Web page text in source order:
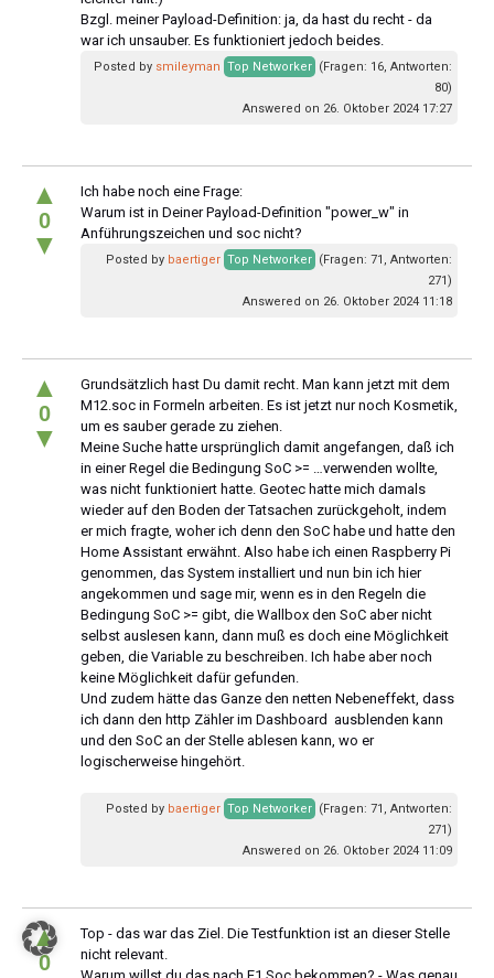
Bzgl. meiner Payload-Definition: ja, da hast du recht - da
war ich unsauber. Es funktioniert jedoch beides.
Posted by smileyman Top Networker (Fragen: 16, Antworten:
80)
Answered on 26. Oktober 2024 17:27
▲
0
▼
Ich habe noch eine Frage:
Warum ist in Deiner Payload-Definition "power_w" in
Anführungszeichen und soc nicht?
Posted by baertiger Top Networker (Fragen: 71, Antworten:
271)
Answered on 26. Oktober 2024 11:18
▲
0
▼
Grundsätzlich hast Du damit recht. Man kann jetzt mit dem
M12.soc in Formeln arbeiten. Es ist jetzt nur noch Kosmetik,
um es sauber gerade zu ziehen.
Meine Suche hatte ursprünglich damit angefangen, daß ich
in einer Regel die Bedingung SoC >= …verwenden wollte,
was nicht funktioniert hatte. Geotec hatte mich damals
wieder auf den Boden der Tatsachen zurückgeholt, indem
er mich fragte, woher ich denn den SoC habe und hatte den
Home Assistant erwähnt. Also habe ich einen Raspberry Pi
genommen, das System installiert und nun bin ich hier
angekommen und sage mir, wenn es in den Regeln die
Bedingung SoC >= gibt, die Wallbox den SoC aber nicht
selbst auslesen kann, dann muß es doch eine Möglichkeit
geben, die Variable zu beschreiben. Ich habe aber noch
keine Möglichkeit dafür gefunden.
Und zudem hätte das Ganze den netten Nebeneffekt, dass
ich dann den http Zähler im Dashboard ausblenden kann
und den SoC an der Stelle ablesen kann, wo er
logischerweise hingehört.
Posted by baertiger Top Networker (Fragen: 71, Antworten:
271)
Answered on 26. Oktober 2024 11:09
▲
0
Top - das war das Ziel. Die Testfunktion ist an dieser Stelle
nicht relevant.